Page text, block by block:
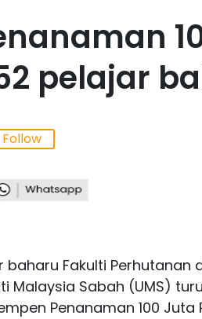
pelajar
baharu Fakulti Perhutanan
Malaysia Sabah (UMS)
Penanaman 100 Juta